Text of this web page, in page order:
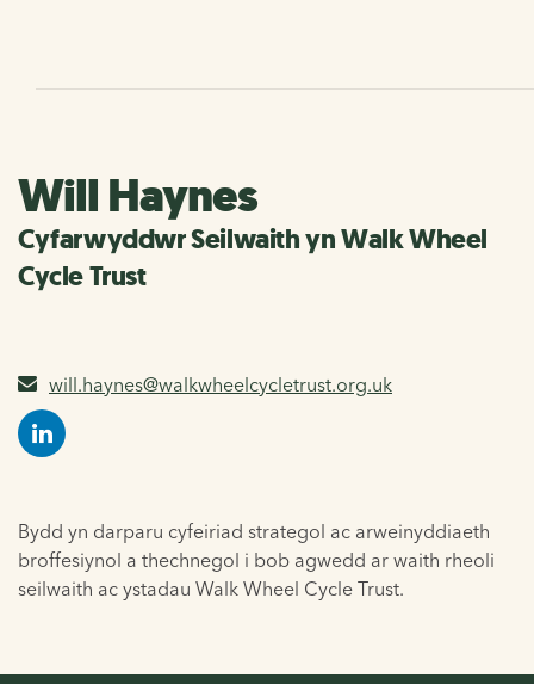
Will Haynes
Cyfarwyddwr Seilwaith yn Walk Wheel
Cycle Trust
will.haynes@walkwheelcycletrust.org.uk
Bydd yn darparu cyfeiriad strategol ac arweinyddiaeth
broffesiynol a thechnegol i bob agwedd ar waith rheoli
seilwaith ac ystadau Walk Wheel Cycle Trust.